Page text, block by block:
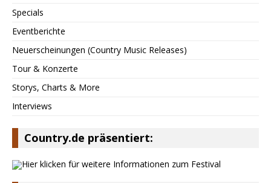
Specials
Eventberichte
Neuerscheinungen (Country Music Releases)
Tour & Konzerte
Storys, Charts & More
Interviews
Country.de präsentiert: